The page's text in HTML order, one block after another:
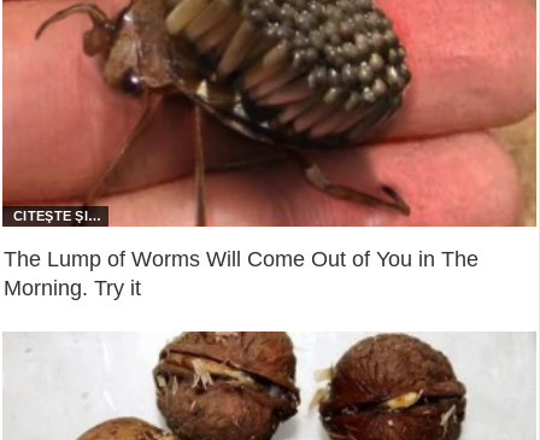
The Lump of Worms Will Come Out of You in The
Morning. Try it